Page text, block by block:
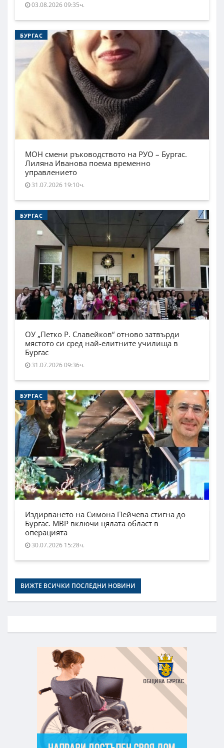
03.08.2026 09:35ч.
БУРГАС
МОН смени ръководството на РУО – Бургас.
Лиляна Иванова поема временно
управлението
31.07.2026 19:10ч.
БУРГАС
ОУ „Петко Р. Славейков“ отново затвърди
мястото си сред най-елитните училища в
Бургас
31.07.2026 09:36ч.
БУРГАС
Издирването на Симона Пейчева стигна до
Бургас. МВР включи цялата област в
операцията
30.07.2026 15:28ч.
ВИЖТЕ ВСИЧКИ ПОСЛЕДНИ НОВИНИ